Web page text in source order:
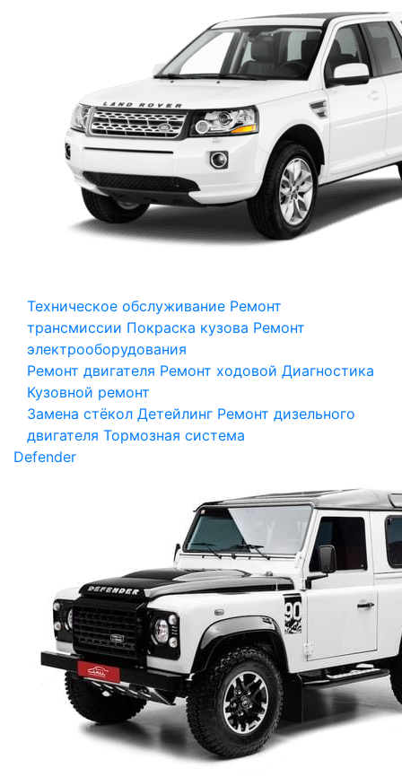
Техническое обслуживание Ремонт
трансмиссии Покраска кузова Ремонт
электрооборудования
Ремонт двигателя Ремонт ходовой Диагностика
Кузовной ремонт
Замена стёкол Детейлинг Ремонт дизельного
двигателя Тормозная система
Defender